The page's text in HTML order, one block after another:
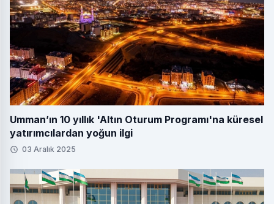
Umman’ın 10 yıllık 'Altın Oturum Programı'na küresel
yatırımcılardan yoğun ilgi
03 Aralık 2025